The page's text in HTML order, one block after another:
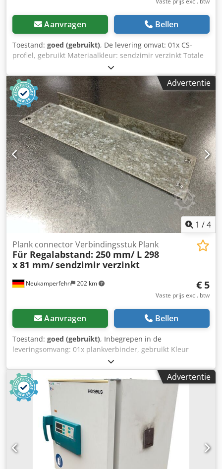
Aanvragen Bellen
Toestand: goed (gebruikt), De levering omvat: 01x CS-
profiel, gebruikt Materiaalkleur: sendzimir verzinkt Totale
lengte: 5.550 mm Profielafmeting: CS 250 x 50 x 40 mm
Chsdpfxjx R Ambo Ab Uja Gewicht / stuk: ca. 45,00 kg
Materiaaldikte: ca. 2,5 mm Uw contactpersonen binnen
ons bedrijf: De heer: Andre Evering De heer: Mario Klöver
De heer: Falk Deutsch Algemene informatie over het
artikel: Dit artikel wordt uitsluitend aangeboden voor
afhalen. Eventueel gewenste transport of verzending van
dit artikel brengt extra kosten met zich mee, welke
afzonderlijk kunnen worden opgevraagd afhankelijk van
leveringslocatie en -omvang.
Advertentie
1 /4
Neukamperfehn 202 km
Plank connector Verbindingsstuk Plank
Für Regalabstand: 250 mm/ L 298
x 81 mm/sendzimir verzinkt
€ 5
Vaste prijs excl. btw
Aanvragen Bellen
Toestand: goed (gebruikt), Inbegrepen in de
leveringsomvang: 01x plankverbinder, gebruikt Kleur
materiaal: sendzimir verzinkt Chedpfx Aji Dtcnjb Uja
Afmetingen L-profiel: (zie onder) 298 x 81 mm (4 ronde
gaten Ø 9 mm) 250 x 30 mm (één langwerpig gat)
Middelpunt rond gat: 278 | 50 mm Schapafstand: ca. 250
mm Gewicht: ca. 0,600 kg / pc. 04x zeskantschroeven, M8 x
20 8.8. 04x zeskantmoer, M8 04x sluitringen, M8 Algemene
informatie over het artikel: Dit artikel wordt alleen ter
afhaling aangeboden. Aan eventueel extra transport of
verzending van dit artikel zijn extra kosten verbonden, die
afhankelijk van de leveringsplaats of leveringsomvang
apart bij ons kunnen worden aangevraagd.
Advertentie